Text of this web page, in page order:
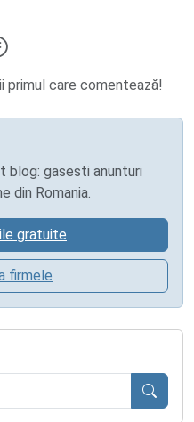
primul care comentează!
blog: gasesti anunturi
din Romania.
gratuite
firmele
Caută